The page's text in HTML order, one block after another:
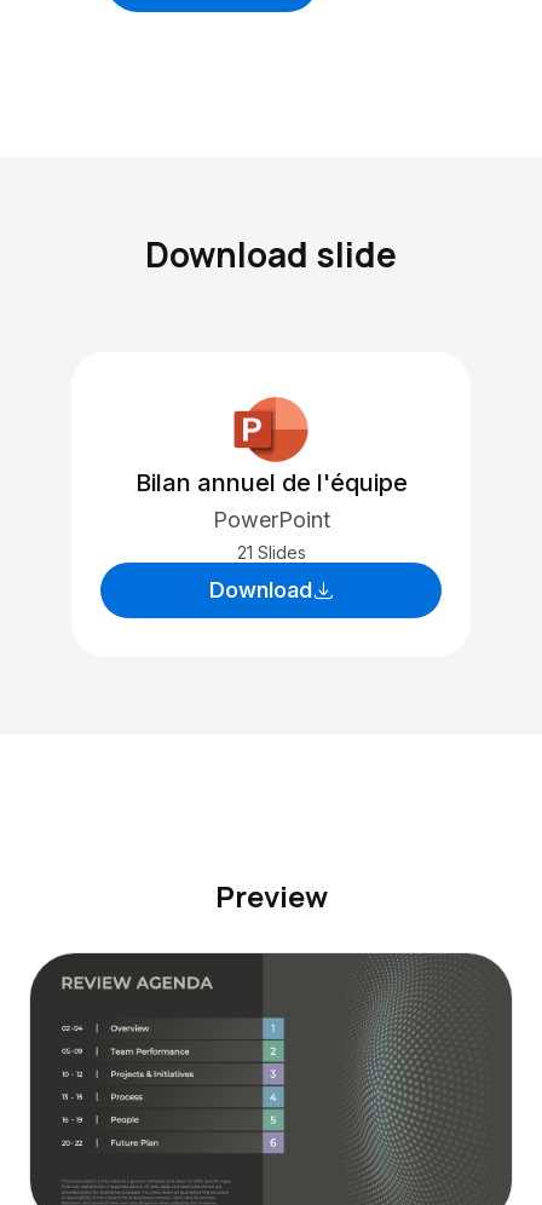
Download slide
Bilan annuel de l'équipe
PowerPoint
21 Slides
Download
Preview